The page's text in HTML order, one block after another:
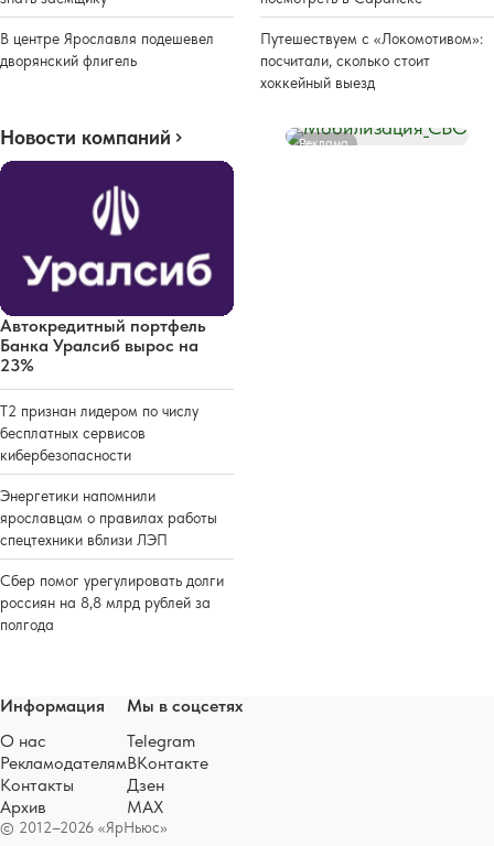
В центре Ярославля подешевел
дворянский флигель
Путешествуем с «Локомотивом»:
посчитали, сколько стоит
хоккейный выезд
Новости компаний
Автокредитный портфель
Банка Уралсиб вырос на
23%
Т2 признан лидером по числу
бесплатных сервисов
кибербезопасности
Энергетики напомнили
ярославцам о правилах работы
спецтехники вблизи ЛЭП
Сбер помог урегулировать долги
россиян на 8,8 млрд рублей за
полгода
Реклама
© 2012–2026 «ЯрНьюс»
Информация
О нас
Рекламодателям
Контакты
Архив
Мы в соцсетях
Telegram
ВКонтакте
Дзен
MAX